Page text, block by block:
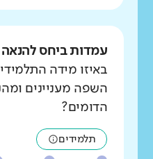
עמדות ביחס להנאה
באיזו מידה
השפה מעניינים
הדומים?
תלמידים